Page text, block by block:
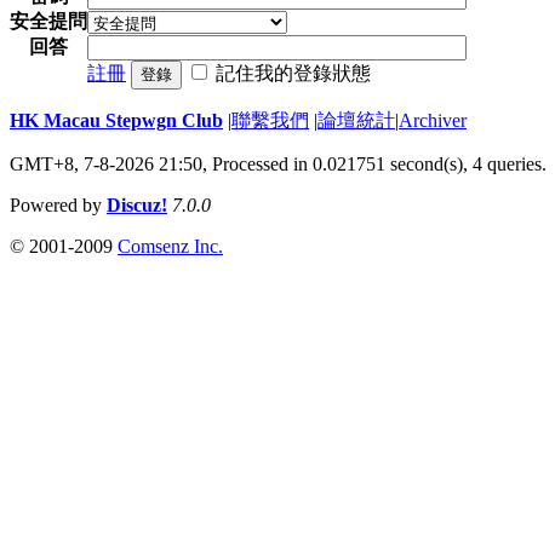
安全提問
回答
註冊
登錄 記住我的登錄狀態
HK Macau Stepwgn Club |聯繫我們 |論壇統計|Archiver
GMT+8, 7-8-2026 21:50, Processed in 0.021751 second(s), 4 queries.
Powered by Discuz! 7.0.0
© 2001-2009 Comsenz Inc.